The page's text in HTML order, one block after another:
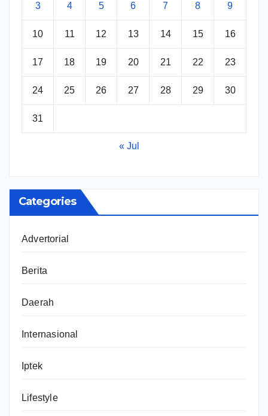
3 4 5 6 7 8 9
10 11 12 13 14 15 16
17 18 19 20 21 22 23
24 25 26 27 28 29 30
31
« Jul
Categories
Advertorial
Berita
Daerah
Internasional
Iptek
Lifestyle